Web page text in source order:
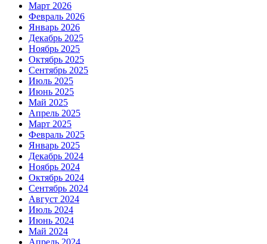
Март 2026
Февраль 2026
Январь 2026
Декабрь 2025
Ноябрь 2025
Октябрь 2025
Сентябрь 2025
Июль 2025
Июнь 2025
Май 2025
Апрель 2025
Март 2025
Февраль 2025
Январь 2025
Декабрь 2024
Ноябрь 2024
Октябрь 2024
Сентябрь 2024
Август 2024
Июль 2024
Июнь 2024
Май 2024
Апрель 2024